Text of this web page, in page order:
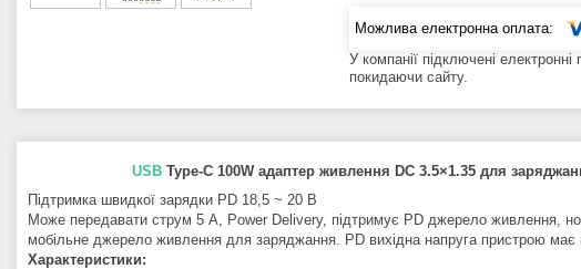
У компанії підключені
покидаючи сайту.
USBType-C 100W адаптер живлення DC 3.5×1.35 для
Підтримка швидкої зарядки PD 18,5 ~ 20 В
Може передавати струм 5 А, Power Delivery, підтримує PD джерело живлення,
мобільне джерело живлення для заряджання. PD вихідна напруга пристрою має
Характеристики: